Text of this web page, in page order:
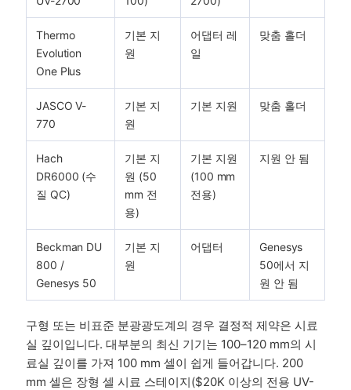
Thermo
Evolution
One Plus
기본 지
원
어댑터 레
일
맞춤 홀더
JASCO V-
770
기본 지
원
기본 지원 맞춤 홀더
Hach
DR6000 (수
질 QC)
기본 지
원 (50
mm 전
용)
기본 지원
(100 mm
전용)
지원 안 됨
Beckman DU
800 /
Genesys 50
기본 지
원
어댑터
Genesys
50에서 지
원 안 됨
구형 또는 비표준 분광광도계의 경우 결정적 제약은 시료
실 깊이입니다. 대부분의 최신 기기는 100–120 mm의 시
료실 깊이를 가져 100 mm 셀이 쉽게 들어갑니다. 200
mm 셀은 장형 셀 시료 스테이지($20K 이상의 전용 UV-